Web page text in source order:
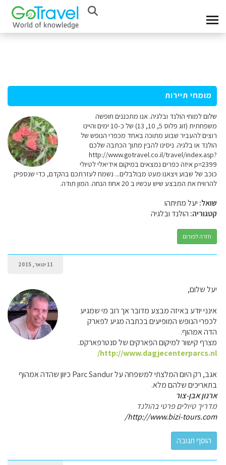
מומחי תיירות
שלום למוחי הולנד ובלגיה. אנו מתכננים חופשה
משפחתית (זוג פלוס 5, 10, 13) של כ-10 ימים והיינו
רוצים להעביר שבוע מתוכה באחד מכפרי הנופש של
הולנד או בלגיה. ניסינו להבין מתוך הכתבה שלכם
http://www.gotravel.co.il/travel/index.asp?
p=2399 איזה כפרים נמצאים במיקום אידיאלי לטיולי
כוכב של שבוע ויצאנו מעט מבולבלים... נשמח לעזרתכם בהקדם, כדי שנספיק
להרוויח את המבצע שיש עכשיו ב 20 אחוז הנחה. המון תודה.
שואל: יעל מתיתהו
קטגוריה: הולנד ובלגיה
חזרה לפורום
11 ינואר, 2015
יעל שלום,
אינני יודע באיזה מבצע מדובר אך רוב מי שמגיע
לכפרי הנופש המופיעים בכתבה מגיע לפארק
הדה אמהוף.
מצרף קישור למיקום הפארקים של סנטרפארקס.
http://www.dagjecenterparcs.nl/
אגב, רק היום המלצתי למשפחה על Parc Sandur כיוון שהדה אמהוף
בתאריכים שלהם מלא.
ארנון אבן-צור
מדריך טיולים פרטי בהולנד
http://www.bizi-tours.com/